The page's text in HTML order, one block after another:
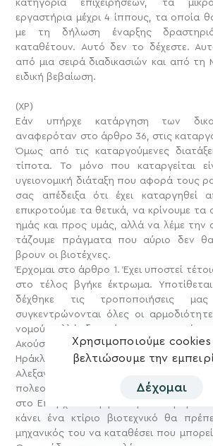
κατηγορία επιχειρήσεων, τα
εργαστήρια μέχρι 4 ίππους, τα οποία
με τη δήλωση έναρξης
καταθέτουν. Αυτό δεν το δέχεστε.
από μια σειρά διαδικασιών και από τη
ειδική βεβαίωση.
(XP)
Εάν υπήρχε κατάργηση των
αναφερόταν στο άρθρο 36, στις
Όμως από τις καταργούμενες
τίποτα. Το μόνο που καταργείται
υγειονομική διάταξη που αφορά τους
σας απέδειξα ότι έχει
επικροτούμε τα θετικά, να κρίνουμε τα
ημάς και προς υμάς, αλλά να λέμε την
τάζουμε πράγματα που αύριο δεν
βρουν οι βιοτέχνες.
Έρχομαι στο άρθρο 1. Έχει υποστεί
στο τέλος βγήκε έκτρωμα.
δέχθηκε τις τροποποιήσεις
συγκεντρώνονται όλες οι
νομού, αλλά δημιούργησε
Ακούστε τι έκανε. Και δεν θα πω
Ηράκλειο αφού είναι ο νομός μου,
Αλεξανδρούπολη. Στην
πολεοδομικό στην έδρα του νομού
στο Επαρχείο. Σύμφωνα με το άρθρο 1
κάνει ένα κτίριο βιοτεχνικό θα
μηχανικός του να καταθέσει που
Χρησιμοποιούμε cookies
βελτιώσουμε την
Δέχομαι